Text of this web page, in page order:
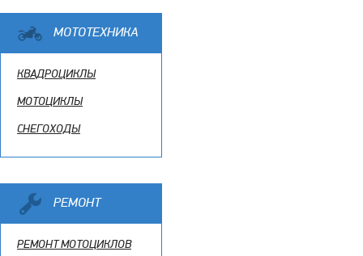
МОТОТЕХНИКА
КВАДРОЦИКЛЫ
МОТОЦИКЛЫ
СНЕГОХОДЫ
РЕМОНТ
РЕМОНТ МОТОЦИКЛОВ